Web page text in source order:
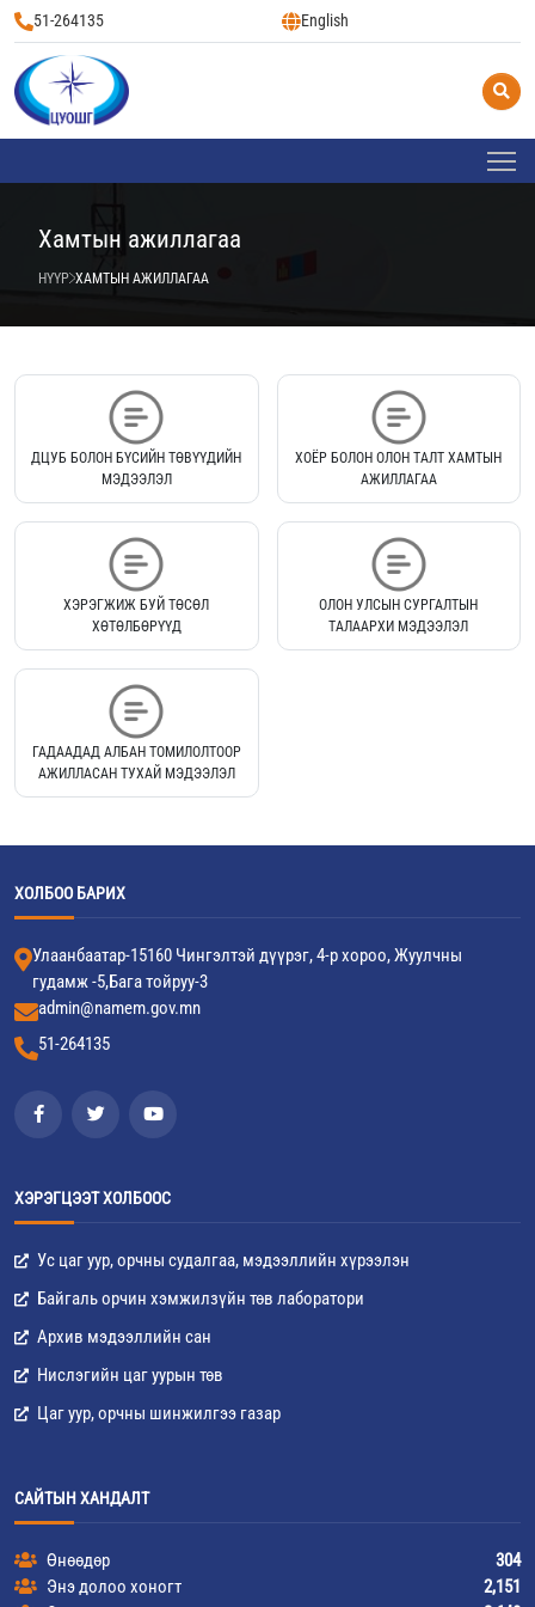
51-264135 English
Хамтын ажиллагаа
НҮҮР ХАМТЫН АЖИЛЛАГАА
ДЦУБ БОЛОН БҮСИЙН ТӨВҮҮДИЙН
МЭДЭЭЛЭЛ
ХОЁР БОЛОН ОЛОН ТАЛТ ХАМТЫН
АЖИЛЛАГАА
ХЭРЭГЖИЖ БУЙ ТӨСӨЛ
ХӨТӨЛБӨРҮҮД
ОЛОН УЛСЫН СУРГАЛТЫН
ТАЛААРХИ МЭДЭЭЛЭЛ
ГАДААДАД АЛБАН ТОМИЛОЛТООР
АЖИЛЛАСАН ТУХАЙ МЭДЭЭЛЭЛ
ХОЛБОО БАРИХ
Улаанбаатар-15160 Чингэлтэй дүүрэг, 4-р хороо, Жуулчны
гудамж -5,Бага тойруу-3
admin@namem.gov.mn
51-264135
ХЭРЭГЦЭЭТ ХОЛБООС
Ус цаг уур, орчны судалгаа, мэдээллийн хүрээлэн
Байгаль орчин хэмжилзүйн төв лаборатори
Архив мэдээллийн сан
Нислэгийн цаг уурын төв
Цаг уур, орчны шинжилгээ газар
САЙТЫН ХАНДАЛТ
Өнөөдөр
304
Энэ долоо хоногт
2,151